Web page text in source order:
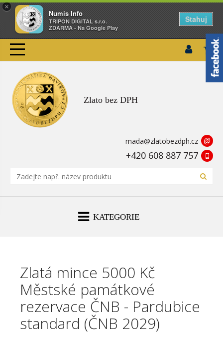
×
Numis Info
TRIPON DIGITAL s.r.o.
ZDARMA - Na Google Play
Stahuj
Zlato bez DPH
mada@zlatobezdph.cz @
+420 608 887 757
KATEGORIE
Zlatá mince 5000 Kč
Městské památkové
rezervace ČNB - Pardubice
standard (ČNB 2029)